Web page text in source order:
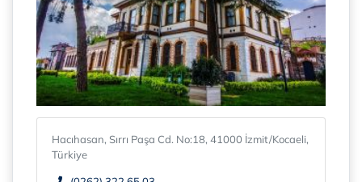
Hacıhasan, Sırrı Paşa Cd. No:18, 41000 İzmit/Kocaeli,
Türkiye